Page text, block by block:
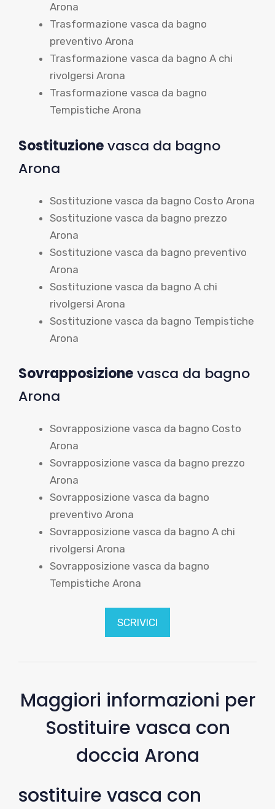
Arona
Trasformazione vasca da bagno
preventivo Arona
Trasformazione vasca da bagno A chi
rivolgersi Arona
Trasformazione vasca da bagno
Tempistiche Arona
Sostituzionevasca da bagno
Arona
Sostituzione vasca da bagno Costo Arona
Sostituzione vasca da bagno prezzo
Arona
Sostituzione vasca da bagno preventivo
Arona
Sostituzione vasca da bagno A chi
rivolgersi Arona
Sostituzione vasca da bagno Tempistiche
Arona
Sovrapposizionevasca da bagno
Arona
Sovrapposizione vasca da bagno Costo
Arona
Sovrapposizione vasca da bagno prezzo
Arona
Sovrapposizione vasca da bagno
preventivo Arona
Sovrapposizione vasca da bagno A chi
rivolgersi Arona
Sovrapposizione vasca da bagno
Tempistiche Arona
SCRIVICI
Maggiori informazioni per
Sostituire vasca con
doccia Arona
sostituire vasca con